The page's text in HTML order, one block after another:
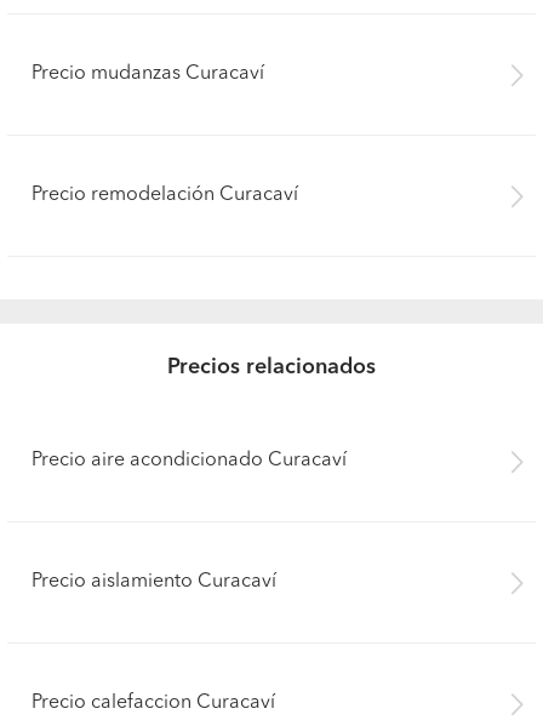
Precio mudanzas Curacaví
Precio remodelación Curacaví
Precios relacionados
Precio aire acondicionado Curacaví
Precio aislamiento Curacaví
Precio calefaccion Curacaví